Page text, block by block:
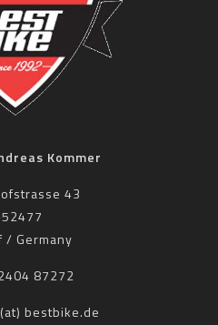
Kommer
43
/ Germany
87272
bestbike.de